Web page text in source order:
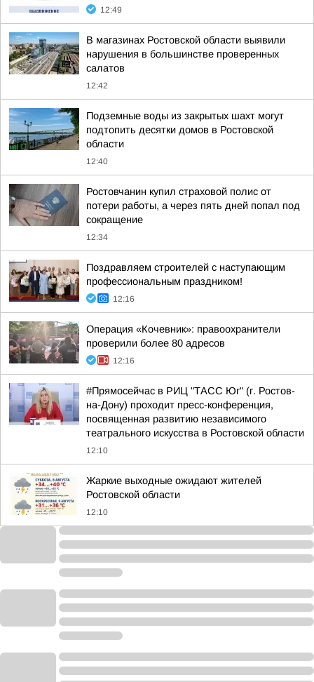
12:49
В магазинах Ростовской области выявили
нарушения в большинстве проверенных
салатов
12:42
Подземные воды из закрытых шахт могут
подтопить десятки домов в Ростовской
области
12:40
Ростовчанин купил страховой полис от
потери работы, а через пять дней попал под
сокращение
12:34
Поздравляем строителей с наступающим
профессиональным праздником!
12:16
Операция «Кочевник»: правоохранители
проверили более 80 адресов
12:16
#Прямосейчас в РИЦ "ТАСС Юг" (г. Ростов-
на-Дону) проходит пресс-конференция,
посвященная развитию независимого
театрального искусства в Ростовской области
12:10
Жаркие выходные ожидают жителей
Ростовской области
12:10